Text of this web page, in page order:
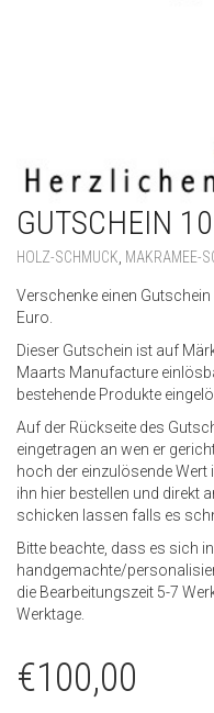
GUTSCHEIN
HOLZ-SCHMUCK MAKRAMEE-
Verschenke einen
Euro.
Dieser Gutschein ist auf
Maarts Manufacture
bestehende Produkte
Auf der Rückseite des
eingetragen an wen er
hoch der einzulösende
ihn hier bestellen und direkt
schicken lassen falls es
Bitte beachte, dass es sich
handgemachte/
die Bearbeitungszeit 5-7
Werktage.
€100,00